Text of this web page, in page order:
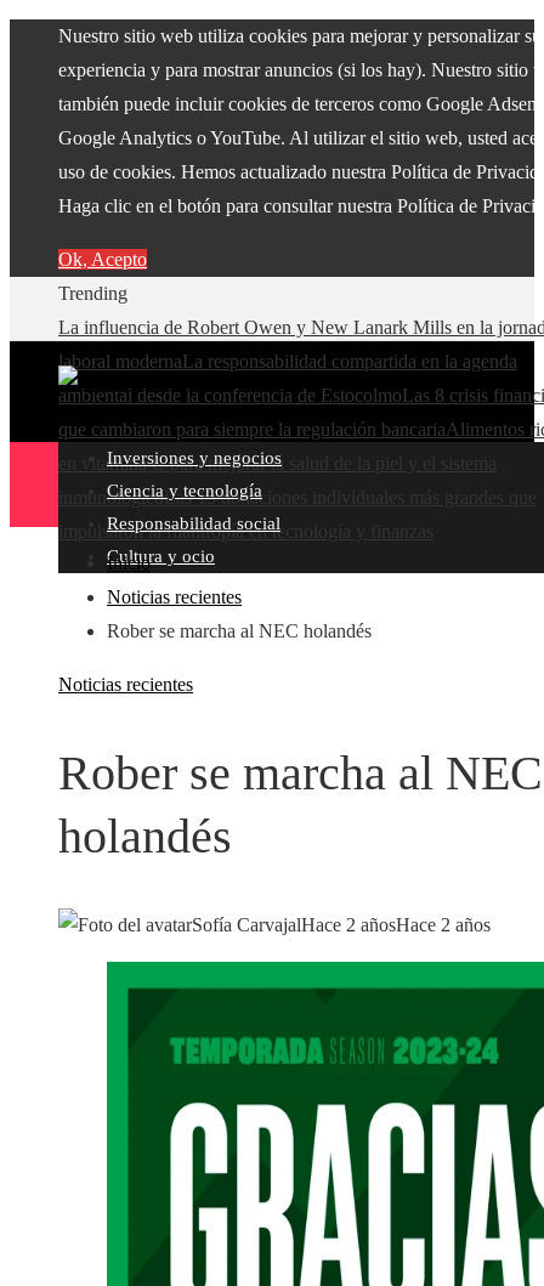
Nuestro sitio web utiliza cookies para mejorar y personalizar su
experiencia y para mostrar anuncios (si los hay). Nuestro sitio
también puede incluir cookies de terceros como Google
Google Analytics o YouTube. Al utilizar el sitio web, usted
uso de cookies. Hemos actualizado nuestra Política de
Haga clic en el botón para consultar nuestra Política de
Ok, Acepto
Trending
La influencia de Robert Owen y New Lanark Mills en la
laboral modernaLa responsabilidad compartida en la agenda
ambiental desde la conferencia de EstocolmoLas 8 crisis
que cambiaron para siempre la regulación bancariaAlimentos
en vitamina C para mejorar la salud de la piel y el sistema
inmunológicoLas 15 donaciones individuales más grandes que
impulsaron la filantropía en tecnología y finanzas
Inversiones y negocios
Ciencia y tecnología
Responsabilidad social
Cultura y ocio
Inicio
Noticias recientes
Rober se marcha al NEC holandés
Noticias recientes
Rober se marcha al NEC
holandés
Sofía CarvajalHace 2 añosHace 2 años